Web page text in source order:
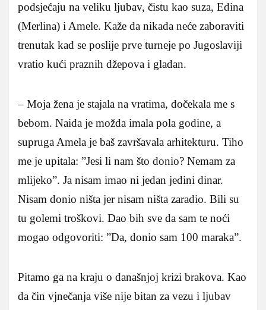
podsjećaju na veliku ljubav, čistu kao suza, Edina
(Merlina) i Amele. Kaže da nikada neće zaboraviti
trenutak kad se poslije prve turneje po Jugoslaviji
vratio kući praznih džepova i gladan.
– Moja žena je stajala na vratima, dočekala me s
bebom. Naida je možda imala pola godine, a
supruga Amela je baš završavala arhitekturu. Tiho
me je upitala: ”Jesi li nam što donio? Nemam za
mlijeko”. Ja nisam imao ni jedan jedini dinar.
Nisam donio ništa jer nisam ništa zaradio. Bili su
tu golemi troškovi. Dao bih sve da sam te noći
mogao odgovoriti: ”Da, donio sam 100 maraka”.
Pitamo ga na kraju o današnjoj krizi brakova. Kao
da čin vjnečanja više nije bitan za vezu i ljubav